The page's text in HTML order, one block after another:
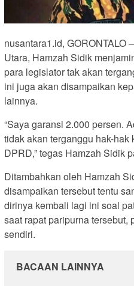
nusantara1.id, GORONTALO
Utara, Hamzah Sidik
para legislator tak akan
ini juga akan disampaikan
lainnya.
“Saya garansi 2.000 persen.
tidak akan terganggu hak-
DPRD,” tegas Hamzah Sidik
Ditambahkan oleh Hamzah
disampaikan tersebut tentu
dirinya kembali lagi ini soal
saat rapat paripurna tersebut,
sendiri.
BACAAN LAINNYA